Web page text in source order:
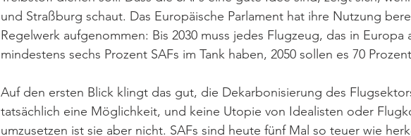
und Straßburg schaut. Das Europäische Parlament hat ihre Nutzung
Regelwerk aufgenommen: Bis 2030 muss jedes Flugzeug, das in Europa
mindestens sechs Prozent SAFs im Tank haben, 2050 sollen es 70
Auf den ersten Blick klingt das gut, die Dekarbonisierung des
tatsächlich eine Möglichkeit, und keine Utopie von Idealisten oder
umzusetzen ist sie aber nicht. SAFs sind heute fünf Mal so teuer wie